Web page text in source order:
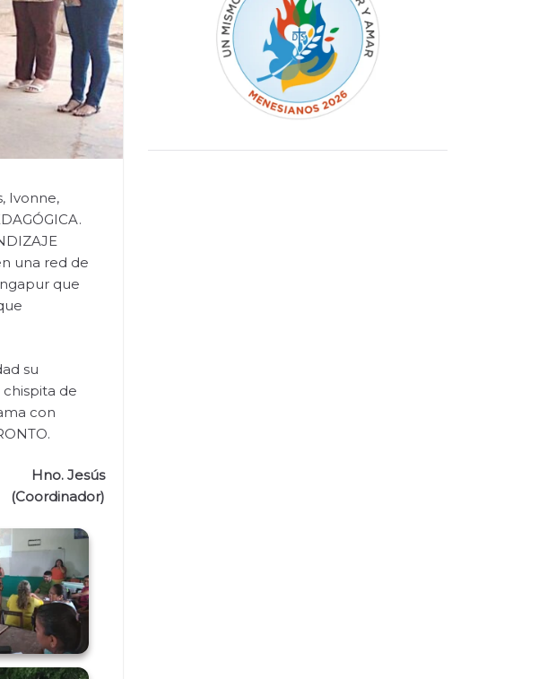
Ivonne,
una red de
que
su
de
con
Hno. Jesús
(Coordinador)